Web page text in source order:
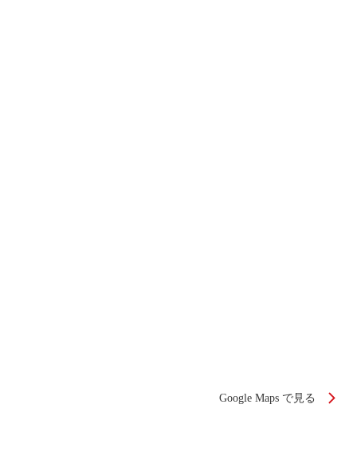
Google Maps で見る